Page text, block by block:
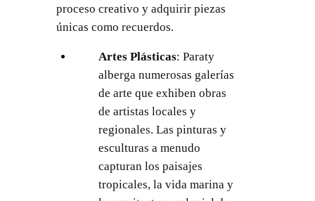
proceso creativo y adquirir piezas
únicas como recuerdos.
Artes Plásticas: Paraty
alberga numerosas galerías
de arte que exhiben obras
de artistas locales y
regionales. Las pinturas y
esculturas a menudo
capturan los paisajes
tropicales, la vida marina y